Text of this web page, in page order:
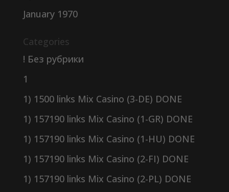
January 1970
Categories
! Без рубрики
1
1) 1500 links Mix Casino (3-DE) DONE
1) 157190 links Mix Casino (1-GR) DONE
1) 157190 links Mix Casino (1-HU) DONE
1) 157190 links Mix Casino (2-FI) DONE
1) 157190 links Mix Casino (2-PL) DONE